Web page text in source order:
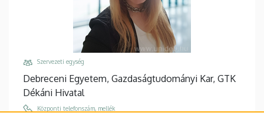
Szervezeti egység
Debreceni Egyetem, Gazdaságtudományi Kar, GTK
Dékáni Hivatal
Központi telefonszám, mellék